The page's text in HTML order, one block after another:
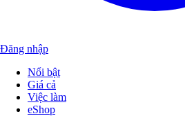
Đăng nhập
Nổi bật
Giá cả
Việc làm
eShop